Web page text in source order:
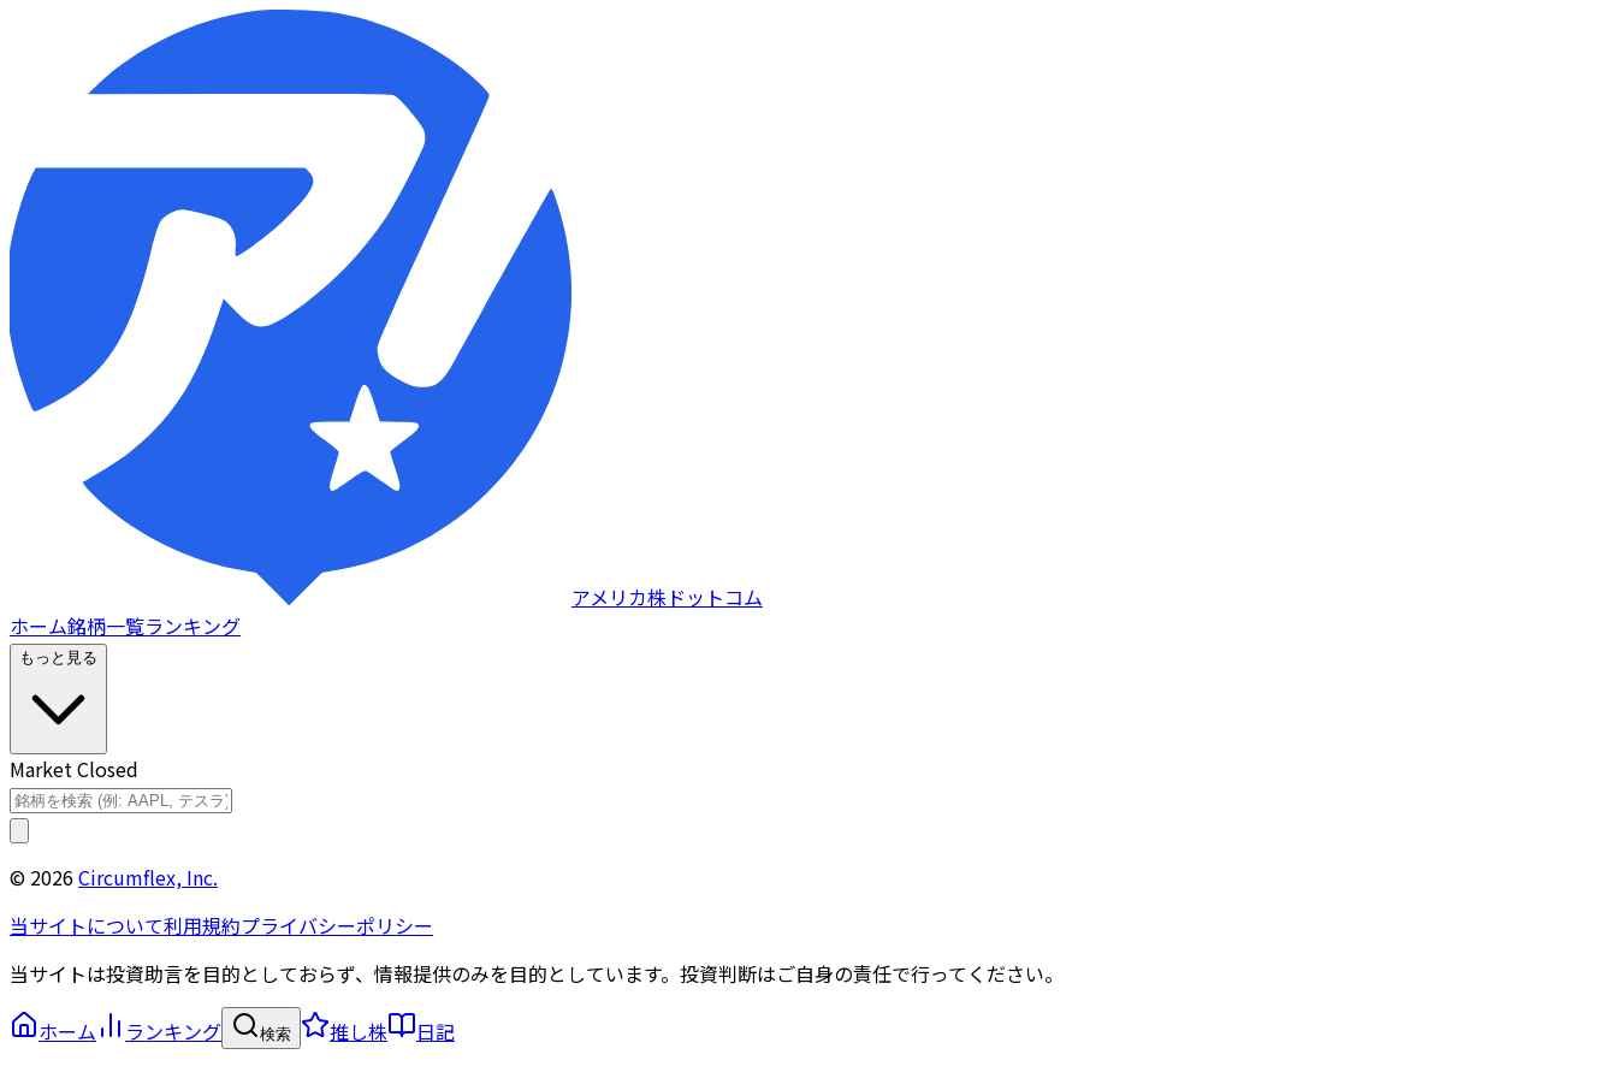
アメリカ株ドットコム
ホーム銘柄一覧ランキング
もっと見る
Market Closed
© 2026Circumflex, Inc.
当サイトについて利用規約プライバシーポリシー
当サイトは投資助言を目的としておらず、情報提供のみを目的としています。投資判断はご自身の責任で行ってください。
ホーム
ランキング 検索 推し株 日記